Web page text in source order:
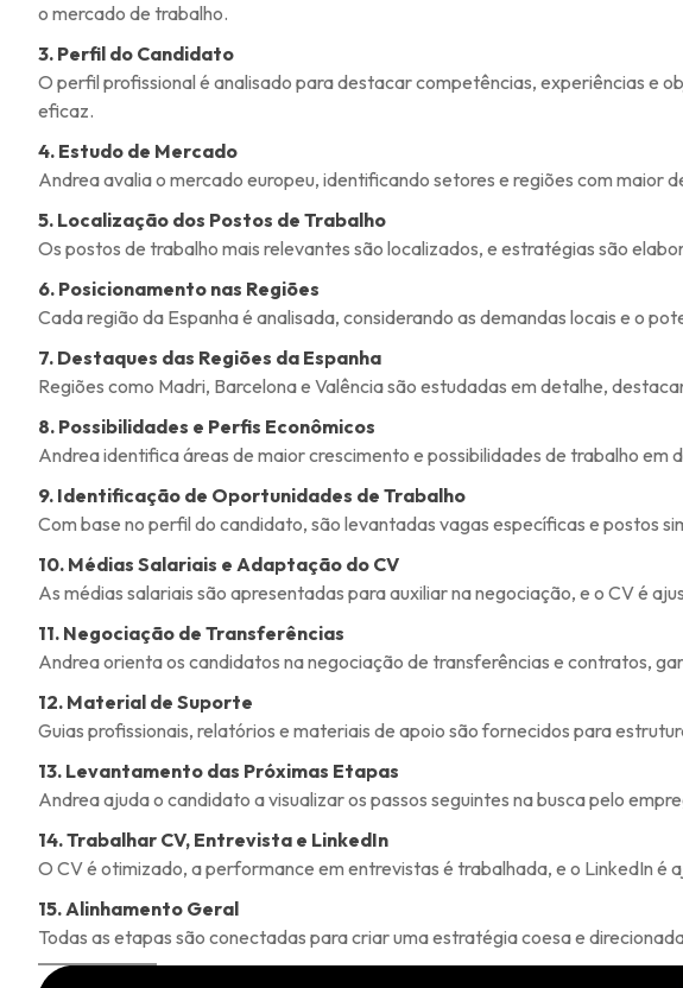
o mercado de trabalho.
3. Perfil do Candidato
O perfil profissional é analisado para destacar competências, experiências e
eficaz.
4. Estudo de Mercado
Andrea avalia o mercado europeu, identificando setores e regiões com maior
5. Localização dos Postos de Trabalho
Os postos de trabalho mais relevantes são localizados, e estratégias são
6. Posicionamento nas Regiões
Cada região da Espanha é analisada, considerando as demandas locais e o
7. Destaques das Regiões da Espanha
Regiões como Madri, Barcelona e Valência são estudadas em detalhe,
8. Possibilidades e Perfis Econômicos
Andrea identifica áreas de maior crescimento e possibilidades de trabalho em
9. Identificação de Oportunidades de Trabalho
Com base no perfil do candidato, são levantadas vagas específicas e postos
10. Médias Salariais e Adaptação do CV
As médias salariais são apresentadas para auxiliar na negociação, e o CV é
11. Negociação de Transferências
Andrea orienta os candidatos na negociação de transferências e contratos,
12. Material de Suporte
Guias profissionais, relatórios e materiais de apoio são fornecidos para
13. Levantamento das Próximas Etapas
Andrea ajuda o candidato a visualizar os passos seguintes na busca pelo
14. Trabalhar CV, Entrevista e LinkedIn
O CV é otimizado, a performance em entrevistas é trabalhada, e o LinkedIn é
15. Alinhamento Geral
Todas as etapas são conectadas para criar uma estratégia coesa e